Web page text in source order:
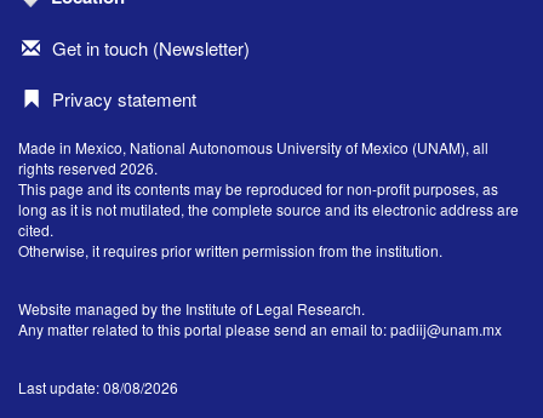
Get in touch (Newsletter)
Privacy statement
Made in Mexico, National Autonomous University of Mexico (UNAM), all
rights reserved 2026.
This page and its contents may be reproduced for non-profit purposes, as
long as it is not mutilated, the complete source and its electronic address are
cited.
Otherwise, it requires prior written permission from the institution.
Website managed by the Institute of Legal Research.
Any matter related to this portal please send an email to:padiij@unam.mx
Last update: 08/08/2026